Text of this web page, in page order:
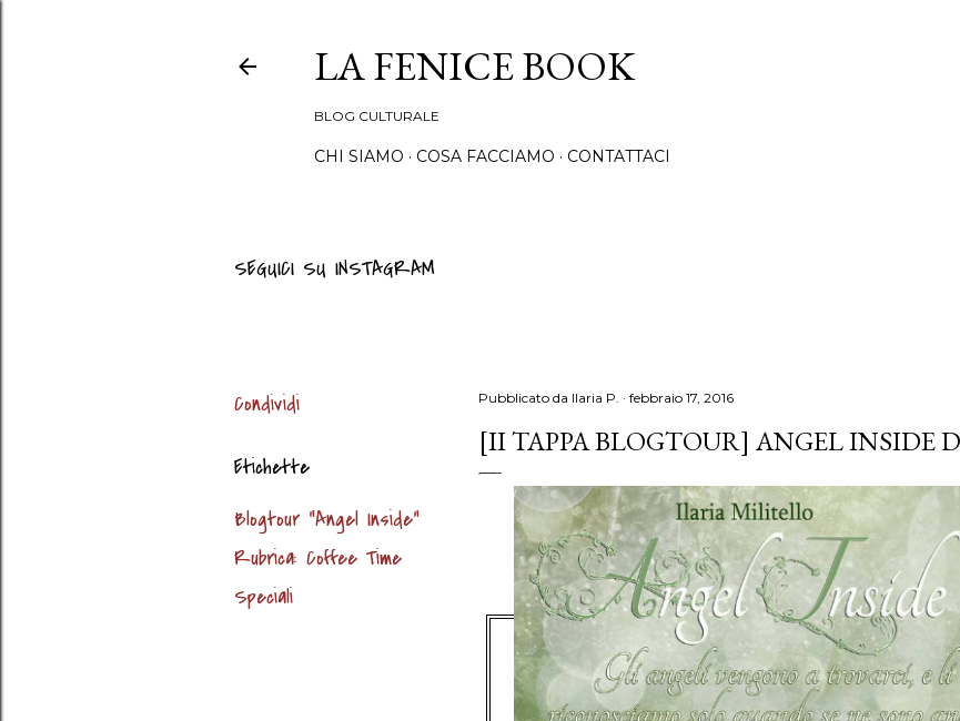
LA FENICE BOOK
BLOG CULTURALE
CHI SIAMO COSA FACCIAMO CONTATTACI
SEGUICI SU INSTAGRAM
Condividi
Etichette
Blogtour "Angel Inside"
Rubrica: Coffee Time
Speciali
Pubblicato da Ilaria P. febbraio 17, 2016
[II TAPPA BLOGTOUR] ANGEL INSIDE